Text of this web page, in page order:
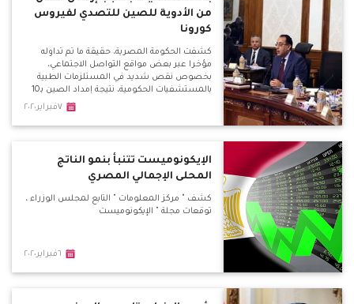
من الأدوية للصين للتصدي لفيروس
كورونا
كشفت الحكومة المصرية، حقيقة ما تم تداوله
مؤخرا عبر بعض مواقع التواصل الاجتماعي،
بخصوص نقص شديد في المستلزمات الطبية
بالمستشفيات الحكومية، نتيجة إمداد الصين بـ10
أطنان مستلزمات طبية للوقاية من فيروس
٧فبراير٢٠٢٠
الإيكونوميست تتنبأ بنمو الناتج
المحلى الإجمالي المصري
كشف " مركز المعلومات " التابع لمجلس الوزراء ،
توقعات مجلة " الإيكونوميست
٦فبراير٢٠٢٠